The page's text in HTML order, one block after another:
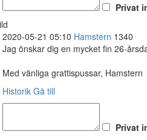
Privat
2020-05-21 05:10 Hamstern 1340
Jag önskar dig en mycket fin 26-
Med vänliga grattispussar, Hamstern
Historik Gå till
Privat